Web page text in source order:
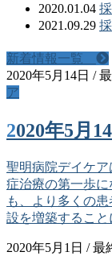
2020.01.04
2021.09.29
新着情報一覧
2020年5月14日 /
ア
2020年5
聖明病院デイケ
症治療の第一歩
も、より多くの
設を増築するこ
2020年5月1日 / 最